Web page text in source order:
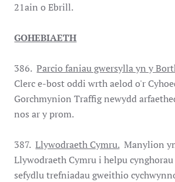
21ain o Ebrill.
GOHEBIAETH
386.Parcio faniau gwersylla yn y
Clerc e-bost oddi wrth aelod o'r
Gorchmynion Traffig newydd
nos ar y prom.
387.Llywodraeth Cymru.Manylion
Llywodraeth Cymru i helpu
sefydlu trefniadau gweithio